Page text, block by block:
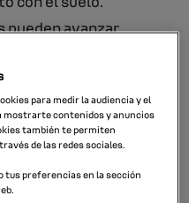
pueden avanzar.
tracción en
nos estamos
que va desde la
las ruedasa través
para medir la audiencia y el
mostrarte contenidos y anuncios
también te permiten
de las redes sociales.
tus preferencias en la sección